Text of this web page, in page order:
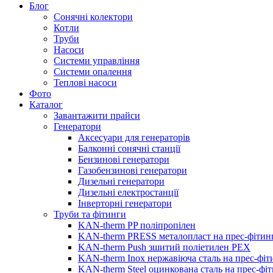
Блог
Сонячні колектори
Котли
Труби
Насоси
Системи управління
Системи опалення
Теплові насоси
Фото
Каталог
Завантажити прайси
Генератори
Аксесуари для генераторів
Балконні сонячні станції
Бензинові генератори
Газобензинові генератори
Дизельні генератори
Дизельні електростанції
Інверторні генератори
Труби та фітинги
KAN-therm PP поліпропілен
KAN-therm PRESS металопласт на прес-
KAN-therm Push зшитий поліетилен PEX
KAN-therm Inox нержавіюча сталь на прес-
KAN-therm Steel оцинкована сталь на прес-